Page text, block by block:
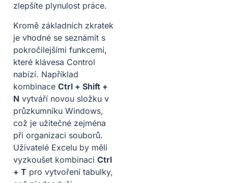
zlepšíte plynulost práce.
Kromě základních zkratek
je vhodné se seznámit s
pokročilejšími funkcemi,
které klávesa Control
nabízí. Například
kombinace Ctrl + Shift +
N vytváří novou složku v
průzkumníku Windows,
což je užitečné zejména
při organizaci souborů.
Uživatelé Excelu by měli
vyzkoušet kombinaci Ctrl
+ T pro vytvoření tabulky,